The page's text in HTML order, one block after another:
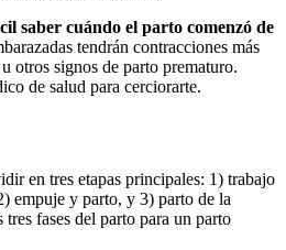
saber cuándo el parto comenzó de
tendrán contracciones más
otros signos de parto prematuro.
de salud para cerciorarte.
en tres etapas principales: 1) trabajo
empuje y parto, y 3) parto de la
tres fases del parto para un parto